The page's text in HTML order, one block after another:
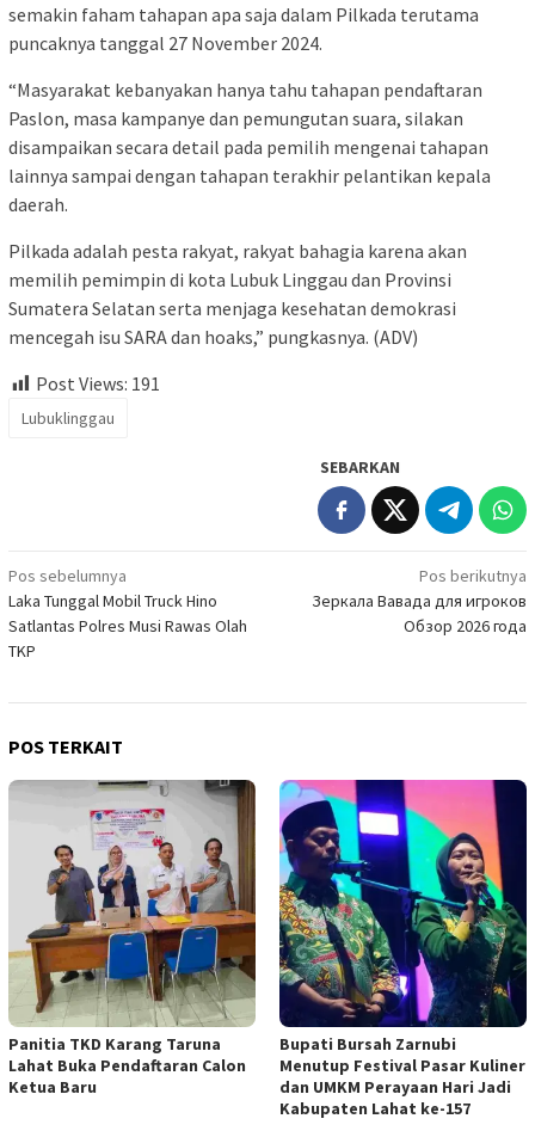
semakin faham tahapan apa saja dalam Pilkada terutama
puncaknya tanggal 27 November 2024.
“Masyarakat kebanyakan hanya tahu tahapan pendaftaran
Paslon, masa kampanye dan pemungutan suara, silakan
disampaikan secara detail pada pemilih mengenai tahapan
lainnya sampai dengan tahapan terakhir pelantikan kepala
daerah.
Pilkada adalah pesta rakyat, rakyat bahagia karena akan
memilih pemimpin di kota Lubuk Linggau dan Provinsi
Sumatera Selatan serta menjaga kesehatan demokrasi
mencegah isu SARA dan hoaks,” pungkasnya. (ADV)
Post Views: 191
Lubuklinggau
SEBARKAN
Navigasi
pos
Pos sebelumnya
Laka Tunggal Mobil Truck Hino
Satlantas Polres Musi Rawas Olah
TKP
Pos berikutnya
Зеркала Вавада для игроков
Обзор 2026 года
POS TERKAIT
Panitia TKD Karang Taruna
Lahat Buka Pendaftaran Calon
Ketua Baru
Bupati Bursah Zarnubi
Menutup Festival Pasar Kuliner
dan UMKM Perayaan Hari Jadi
Kabupaten Lahat ke-157